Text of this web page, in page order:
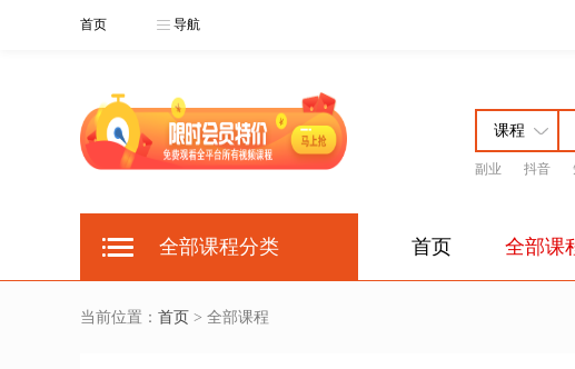
首页 导航
副业 抖音
全部课程分类 首页 全部课
当前位置： 首页 > 全部课程